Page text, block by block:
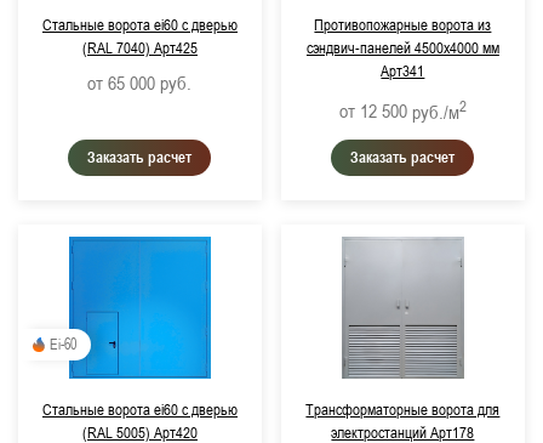
Стальные ворота ei60 с дверью
(RAL 7040) Арт425
от 65 000 руб.
Заказать расчет
Противопожарные ворота из
сэндвич-панелей 4500х4000 мм
Арт341
от 12 500 руб./м2
Заказать расчет
Ei-60
Стальные ворота ei60 с дверью
(RAL 5005) Арт420
Трансформаторные ворота для
электростанций Арт178